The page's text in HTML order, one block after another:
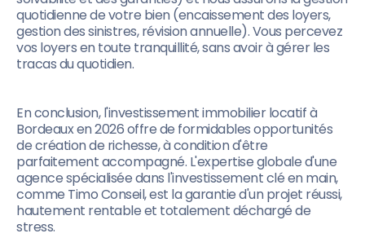
quotidienne de votre bien (encaissement des loyers,
gestion des sinistres, révision annuelle). Vous percevez
vos loyers en toute tranquillité, sans avoir à gérer les
tracas du quotidien.
En conclusion, l'investissement immobilier locatif à
Bordeaux en 2026 offre de formidables opportunités
de création de richesse, à condition d'être
parfaitement accompagné. L'expertise globale d'une
agence spécialisée dans l'investissement clé en main,
comme Timo Conseil, est la garantie d'un projet réussi,
hautement rentable et totalement déchargé de
stress.